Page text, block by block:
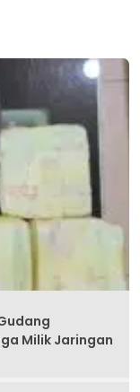
Milik Jaringan